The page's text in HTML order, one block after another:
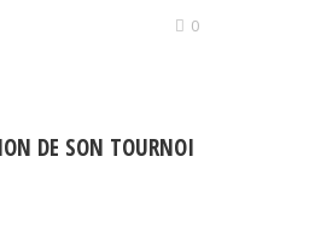
0
DE SON TOURNOI